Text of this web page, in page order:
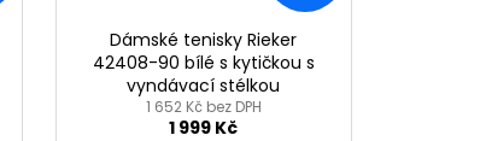
Dámské tenisky Rieker
42408-90 bílé s kytičkou s
vyndávací stélkou
1 652 Kč bez DPH
1 999 Kč